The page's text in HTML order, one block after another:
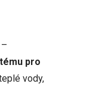
–
pro
vody,